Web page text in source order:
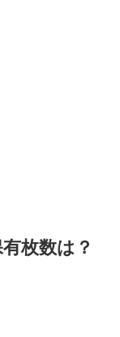
枚数は？